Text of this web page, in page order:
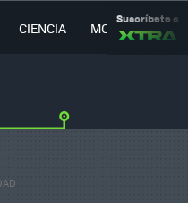
CIENCIA MOVILIDAD
Suscríbete a